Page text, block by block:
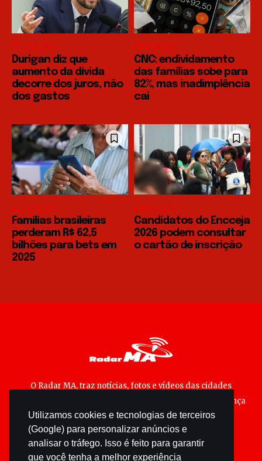
Utilizamos cookies e tecnologias de terceiros
(Google) para personalizar anúncios e
analisar o tráfego. Isso é feito para garantir
que você tenha a melhor experiência
EDUCAÇÃO
Durigan diz que
aumento da dívida
decorre dos juros, não
dos gastos
EDUCAÇÃO
CNC: endividamento
das famílias sobe para
82%, mas inadimplência
cai
EDUCAÇÃO
Famílias brasileiras
perderam R$ 62,5
bilhões para bets em
2025
EDUCAÇÃO
Candidatos do Encceja
2026 podem consultar
o cartão de inscrição
O Radar MA, traz notícias, fotos e vídeos das cidades
maranhenses; matérias especiais sobre política, segurança
pública e cultura popular.